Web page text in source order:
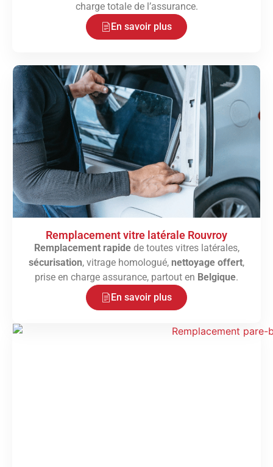
charge totale de l’assurance.
En savoir plus
Remplacement vitre latérale Rouvroy
Remplacement rapidede toutes vitres latérales,
sécurisation, vitrage homologué, nettoyage offert,
prise en charge assurance, partout en Belgique.
En savoir plus